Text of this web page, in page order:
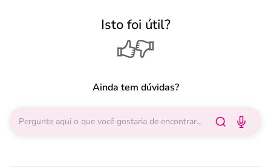
Isto foi útil?
Ainda tem dúvidas?